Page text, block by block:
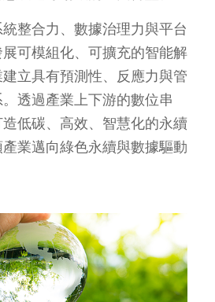
整合力、數據治理力與平台
可模組化、可擴充的智能解
立具有預測性、反應力與管
透過產業上下游的數位串
低碳、高效、智慧化的永續
業邁向綠色永續與數據驅動